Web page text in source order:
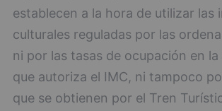
establecen a la hora de utilizar las
culturales reguladas por las
ni por las tasas de ocupación en la
que autoriza el IMC, ni tampoco
que se obtienen por el Tren